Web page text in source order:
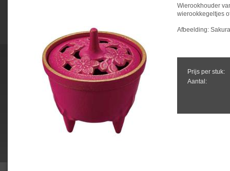
Wierookhouder
wierookkegeltjes
Afbeelding: Sakura
Prijs per stuk:
Aantal: